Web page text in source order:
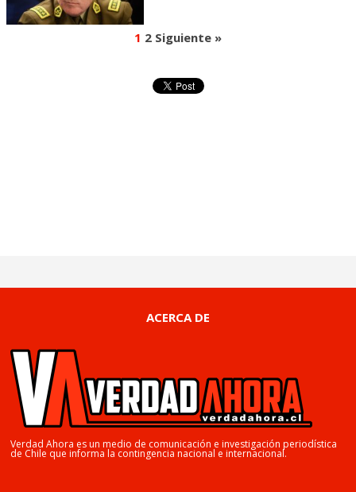
1 2 Siguiente »
ACERCA DE
Verdad Ahora es un medio de comunicación e investigación periodística
de Chile que informa la contingencia nacional e internacional.